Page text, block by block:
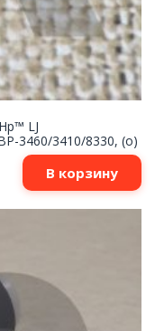
LJ
3460/3410/8330, (о)
В корзину